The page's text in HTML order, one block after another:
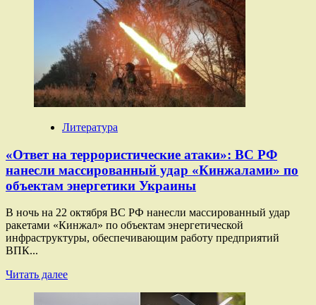
«Последствия
будут
катастрофическими»:
зачем
НАТО
планирует
ускорить
подготовку
к
возможной
войне
Россией
Литература
«Ответ на террористические атаки»: ВС РФ
нанесли массированный удар «Кинжалами» по
объектам энергетики Украины
В ночь на 22 октября ВС РФ нанесли массированный удар
ракетами «Кинжал» по объектам энергетической
инфраструктуры, обеспечивающим работу предприятий
ВПК...
Читать далееПрочитать